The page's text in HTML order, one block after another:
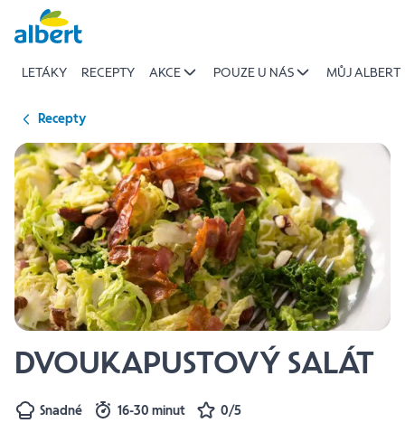
Přeskočit
LETÁKY RECEPTY AKCE POUZE U NÁS MŮJ ALBERT
Recepty
DVOUKAPUSTOVÝ SALÁT
Snadné 16-30 minut 0/5